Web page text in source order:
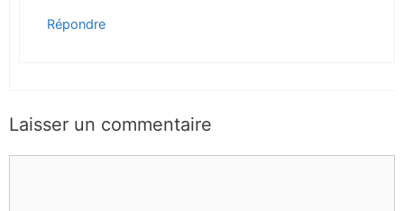
Répondre
Laisser un commentaire